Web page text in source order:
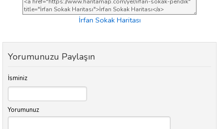
İrfan Sokak Haritası
Yorumunuzu Paylaşın
İsminiz
Yorumunuz